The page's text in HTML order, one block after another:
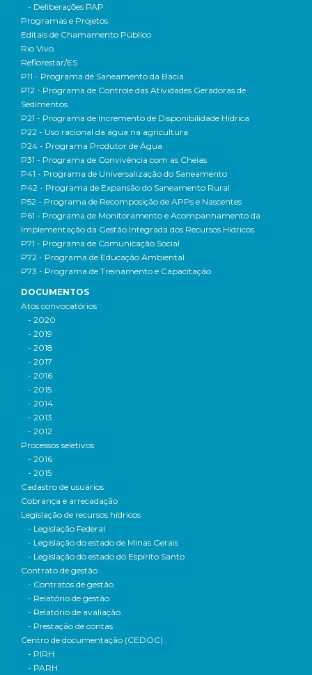
- Deliberações PAP
Programas e Projetos
Editais de Chamamento Público
Rio Vivo
Reflorestar/ES
P11 - Programa de Saneamento da Bacia
P12 - Programa de Controle das Atividades Geradoras de
Sedimentos
P21 - Programa de Incremento de Disponibilidade Hídrica
P22 - Uso racional da água na agricultura
P24 - Programa Produtor de Água
P31 - Programa de Convivência com as Cheias
P41 - Programa de Universalização do Saneamento
P42 - Programa de Expansão do Saneamento Rural
P52 - Programa de Recomposição de APPs e Nascentes
P61 - Programa de Monitoramento e Acompanhamento da
Implementação da Gestão Integrada dos Recursos Hídricos
P71 - Programa de Comunicação Social
P72 - Programa de Educação Ambiental
P73 - Programa de Treinamento e Capacitação
DOCUMENTOS
Atos convocatórios
- 2020
- 2019
- 2018
- 2017
- 2016
- 2015
- 2014
- 2013
- 2012
Processos seletivos
- 2016
- 2015
Cadastro de usuários
Cobrança e arrecadação
Legislação de recursos hídricos
- Legislação Federal
- Legislação do estado de Minas Gerais
- Legislação do estado do Espírito Santo
Contrato de gestão
- Contratos de gestão
- Relatório de gestão
- Relatório de avaliação
- Prestação de contas
Centro de documentação (CEDOC)
- PIRH
- PARH